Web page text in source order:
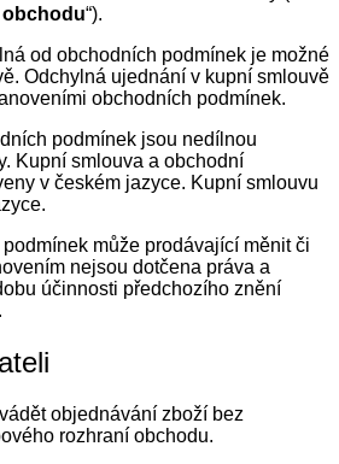
“).
od obchodních podmínek je možné
Odchylná ujednání v kupní smlouvě
obchodních podmínek.
podmínek jsou nedílnou
Kupní smlouva a obchodní
v českém jazyce. Kupní smlouvu
může prodávající měnit či
nejsou dotčena práva a
účinnosti předchozího znění
objednávání zboží bez
rozhraní obchodu.